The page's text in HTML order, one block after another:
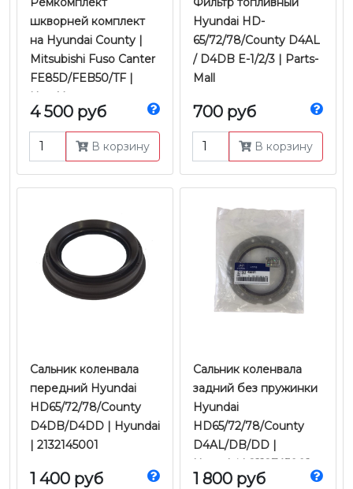
шкворней комплект
на Hyundai County |
Mitsubishi Fuso Canter
FE85D/FEB50/TF |
NamYang
4 500 руб
В корзину
Hyundai HD-
65/72/78/County D4AL
/ D4DB E-1/2/3 | Parts-
Mall
700 руб
В корзину
Сальник коленвала
передний Hyundai
HD65/72/78/County
D4DB/D4DD | Hyundai
| 2132145001
1 400 руб
Сальник коленвала
задний без пружинки
Hyundai
HD65/72/78/County
D4AL/DB/DD |
Hyundai | 2112745001
1 800 руб